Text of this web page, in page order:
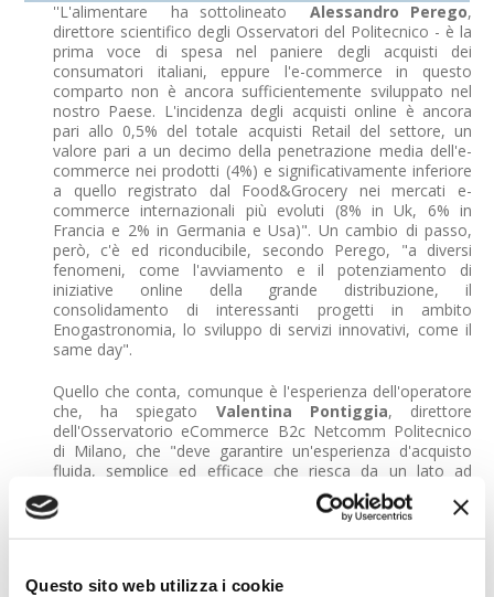
Questo sito web utilizza i cookie
''L'alimentare  ha sottolineato Alessandro Perego,
direttore scientifico degli Osservatori del Politecnico - è la
prima voce di spesa nel paniere degli acquisti dei
consumatori italiani, eppure l'e-commerce in questo
comparto non è ancora sufficientemente sviluppato nel
nostro Paese. L'incidenza degli acquisti online è ancora
pari allo 0,5% del totale acquisti Retail del settore, un
valore pari a un decimo della penetrazione media dell'e-
commerce nei prodotti (4%) e significativamente inferiore
a quello registrato dal Food&Grocery nei mercati e-
commerce internazionali più evoluti (8% in Uk, 6% in
Francia e 2% in Germania e Usa)". Un cambio di passo,
però, c'è ed riconducibile, secondo Perego, "a diversi
fenomeni, come l'avviamento e il potenziamento di
iniziative online della grande distribuzione, il
consolidamento di interessanti progetti in ambito
Enogastronomia, lo sviluppo di servizi innovativi, come il
same day".
Quello che conta, comunque è l'esperienza dell'operatore
che, ha spiegato Valentina Pontiggia, direttore
dell'Osservatorio eCommerce B2c Netcomm Politecnico
di Milano, che "deve garantire un'esperienza d'acquisto
fluida, semplice ed efficace che riesca da un lato ad
attrarre nuovi web shopper e dall'altro fidelizzare quelli
nuovi, in un comparto caratterizzato da offerta molto
pezzi per ordine, domanda ricorsiva".